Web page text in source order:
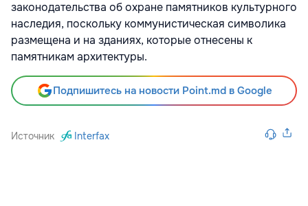
законодательства об охране памятников культурного
наследия, поскольку коммунистическая символика
размещена и на зданиях, которые отнесены к
памятникам архитектуры.
Подпишитесь на новости Point.md в Google
Источник Interfax